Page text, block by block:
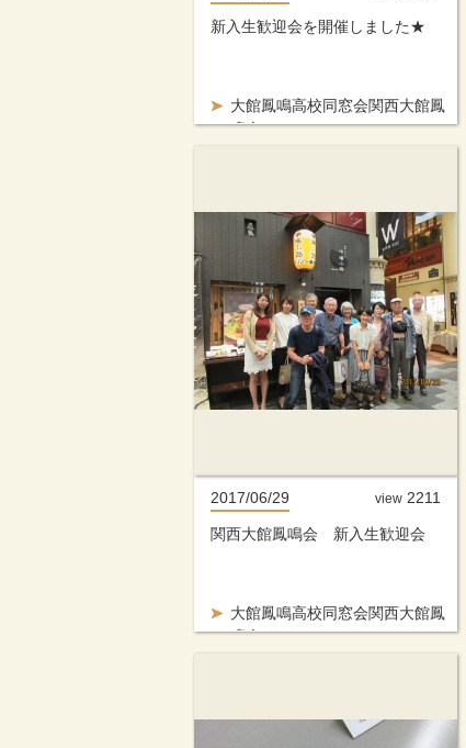
大館鳳鳴高校同窓会関西大館鳳
鳴会
新入生歓迎会を開催しました★
2017/06/29
大館鳳鳴高校同窓会関西大館鳳
鳴会
関西大館鳳鳴会 新入生歓迎会
view 2211